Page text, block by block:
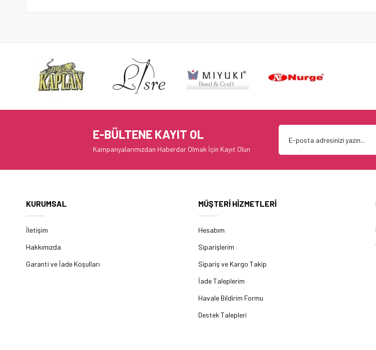
E-BÜLTENE KAYIT OL
Kampanyalarımızdan Haberdar Olmak İçin Kayıt Olun
KURUMSAL
İletişim
Hakkımızda
Garanti ve İade Koşulları
MÜŞTERİ HİZMETLERİ
Hesabım
Siparişlerim
Sipariş ve Kargo Takip
İade Taleplerim
Havale Bildirim Formu
Destek Talepleri